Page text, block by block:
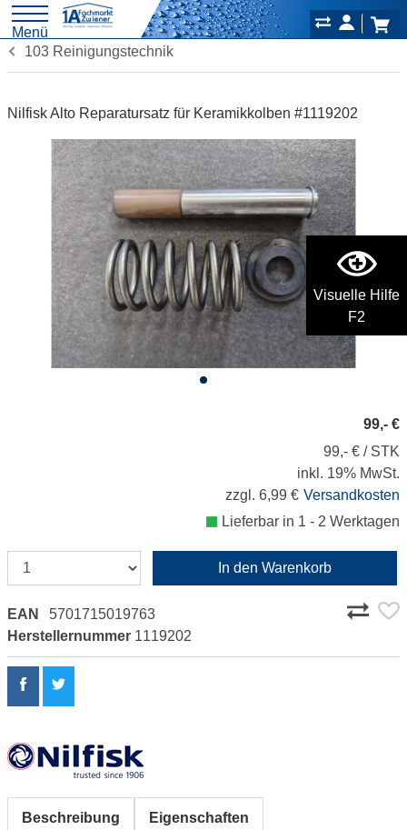
Visuelle Hilfe
F2
Menü
103 Reinigungstechnik
Nilfisk Alto Reparatursatz für Keramikkolben #1119202
99,- €
99,- € / STK
inkl. 19% MwSt.
zzgl. 6,99 € Versandkosten
Lieferbar in 1 - 2 Werktagen
In den Warenkorb
EAN
5701715019763
Herstellernummer 1119202
Beschreibung Eigenschaften